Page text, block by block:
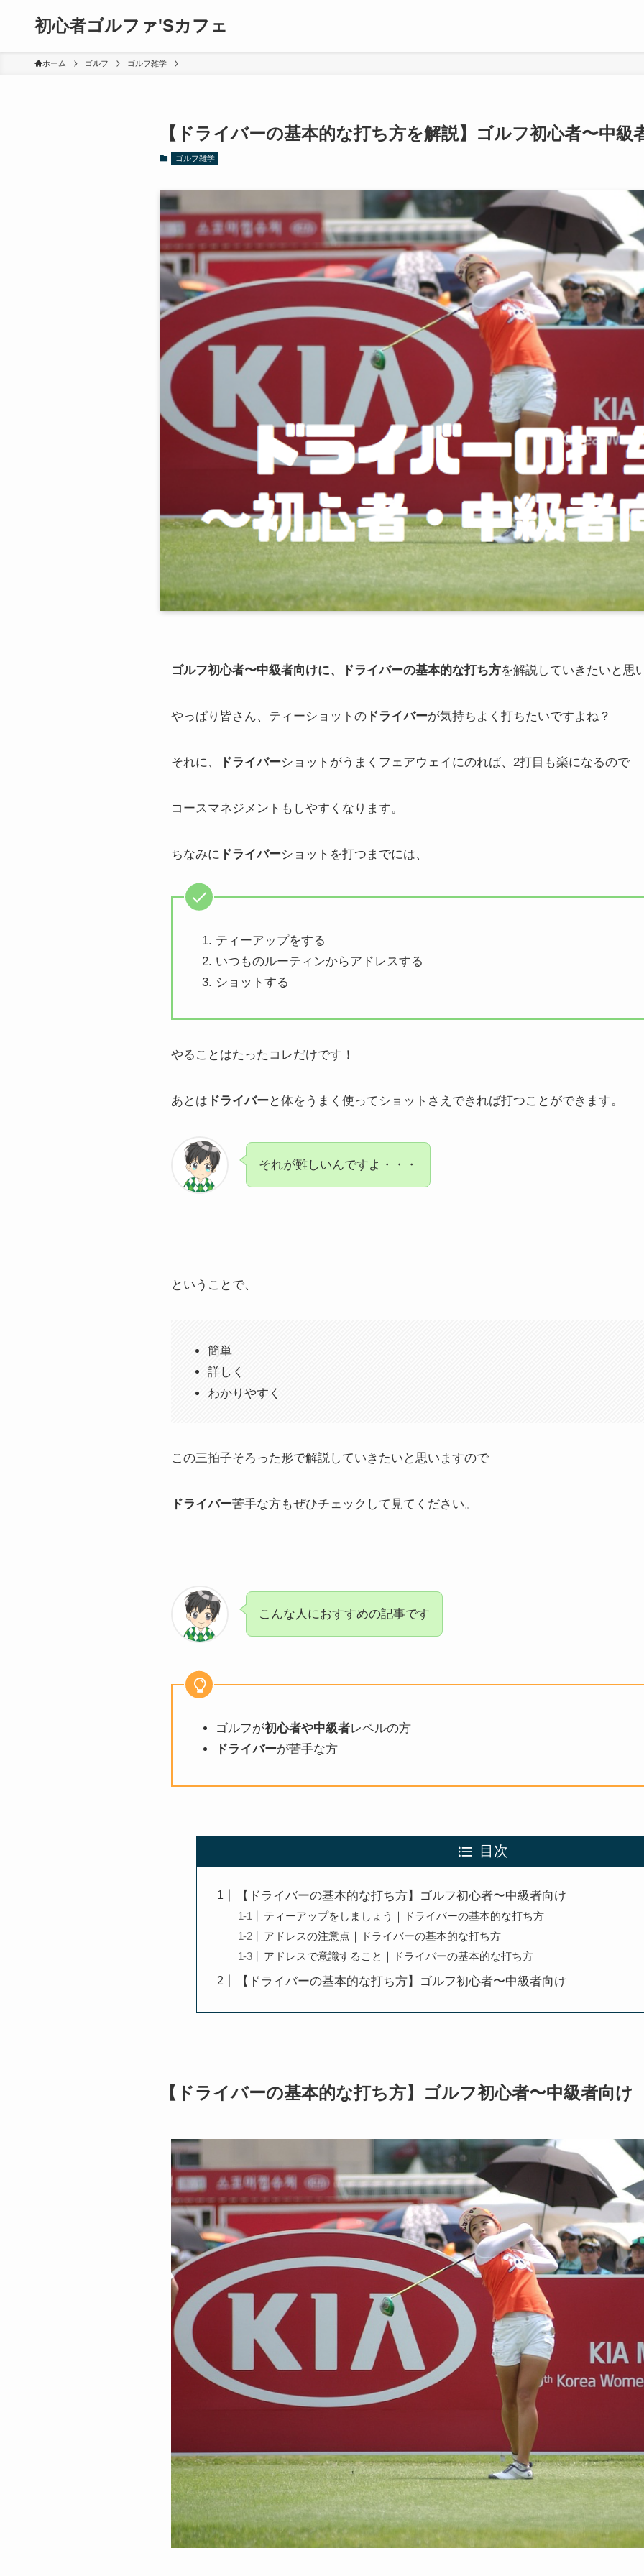
初心者ゴルファ'Sカフェ
ホーム ゴルフ ゴルフ雑学
【ドライバーの基本的な打ち方を解説】ゴルフ初心者〜中級
ゴルフ雑学
ゴルフ初心者〜中級者向けに、ドライバーの基本的な打ち方を解説していきたいと思
やっぱり皆さん、ティーショットの ドライバーが気持ちよく打ちたいですよね？
それに、 ドライバーショットがうまくフェアウェイにのれば、2打目も楽になるので
コースマネジメントもしやすくなります。
ちなみに ドライバーショットを打つまでには、
ティーアップをする
いつものルーティンからアドレスする
ショットする
やることはたったコレだけです！
あとは ドライバーと体をうまく使ってショットさえできれば打つことができます。
それが難しいんですよ・・・
ということで、
簡単
詳しく
わかりやすく
この三拍子そろった形で解説していきたいと思いますので
ドライバー苦手な方もぜひチェックして見てください。
こんな人におすすめの記事です
ゴルフが初心者や中級者レベルの方
ドライバーが苦手な方
目次
【ドライバーの基本的な打ち方】ゴルフ初心者〜中級者向け
ティーアップをしましょう｜ドライバーの基本的な打ち方
アドレスの注意点｜ドライバーの基本的な打ち方
アドレスで意識すること｜ドライバーの基本的な打ち方
【ドライバーの基本的な打ち方】ゴルフ初心者〜中級者向け
【ドライバーの基本的な打ち方】ゴルフ初心者〜中級者向け